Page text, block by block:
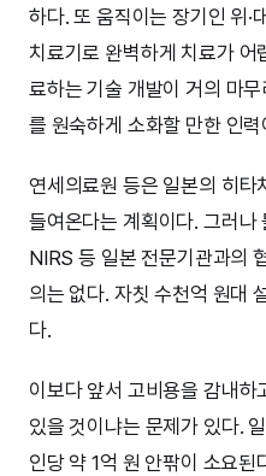
하다. 또 움직이는 장기인 위·
치료기로 완벽하게 치료가 어
료하는 기술 개발이 거의 마
를 원숙하게 소화할 만한 인
연세의료원 등은 일본의 히
들여온다는 계획이다. 그러나
NIRS 등 일본 전문기관과의
의는 없다. 자칫 수천억 원대
다.
이보다 앞서 고비용을 감내
있을 것이냐는 문제가 있다.
인당 약 1억 원 안팎이 소요